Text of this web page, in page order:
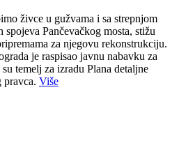
živce u gužvama i sa strepnjom
spojeva Pančevačkog mosta, stižu
za njegovu rekonstrukciju.
je raspisao javnu nabavku za
temelj za izradu Plana detaljne
pravca. Više